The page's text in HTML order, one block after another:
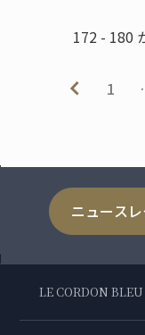
172 - 180
1
ニュース
LE CORDON BLEU